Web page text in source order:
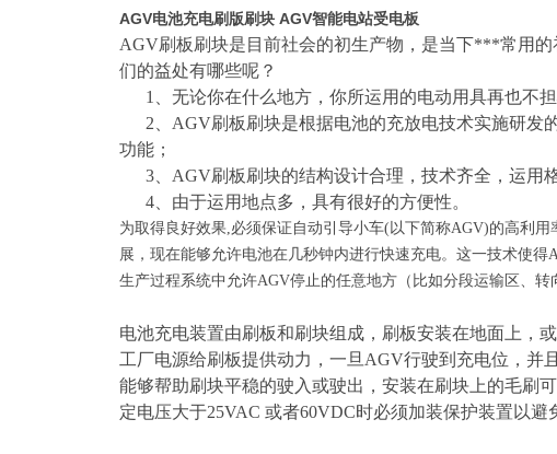
AGV电池充电刷版刷块 AGV智能电站受电板
AGV刷板刷块是目前社会的初生产物，是当下***常用
们的益处有哪些呢？
1、无论你在什么地方，你所运用的电动用具再也不担
2、AGV刷板刷块是根据电池的充放电技术实施研发
功能；
3、AGV刷板刷块的结构设计合理，技术齐全，运用格
4、由于运用地点多，具有很好的方便性。
为取得良好效果,必须保证自动引导小车(以下简称AGV)的高利
展，现在能够允许电池在几秒钟内进行快速充电。这一技术使
生产过程系统中允许AGV停止的任意地方（比如分段运输区、
电池充电装置由刷板和刷块组成，刷板安装在地面上，
工厂电源给刷板提供动力，一旦AGV行驶到充电位，
能够帮助刷块平稳的驶入或驶出，安装在刷块上的毛刷
定电压大于25VAC 或者60VDC时必须加装保护装置以避